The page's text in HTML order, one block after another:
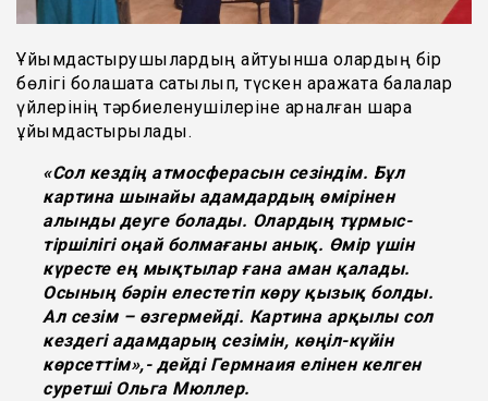
Ұйымдастырушылардың айтуынша олардың бір
бөлігі болашақта сатылып, түскен қаражатқа балалар
үйлерінің тәрбиеленушілеріне арналған шара
ұйымдастырылады.
«Сол кездің атмосферасын сезіндім. Бұл
картина шынайы адамдардың өмірінен
алынды деуге болады. Олардың тұрмыс-
тіршілігі оңай болмағаны анық. Өмір үшін
күресте ең мықтылар ғана аман қалады.
Осының бәрін елестетіп көру қызық болды.
Ал сезім – өзгермейді. Картина арқылы сол
кездегі адамдарың сезімін, көңіл-күйін
көрсеттім»,- дейді Гермнаия елінен келген
суретші Ольга Мюллер.